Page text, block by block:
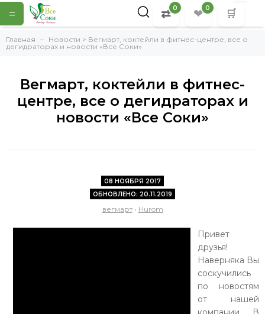
= ⇄ 0 ❤ 0 🛒
Главная
Новости > Вегмарт, коктейли в фитнес-центре, все о
дегидраторах и новости «Все Соки»
Вегмарт, коктейли в фитнес-
центре, все о дегидраторах и
новости «Все Соки»
08 НОЯБРЯ 2017
ОБНОВЛЕНО: 20.11.2019
вегмарт• Hurom
Привет
друзья!
Наверняка Вы
соскучились
по новостям
от нашей